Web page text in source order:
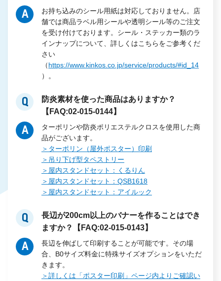
A
お持ち込みのシール用紙は対応しておりません。店
舗では商品ラベル用シールや透明シール等のご注文
を受け付けております。シール・ステッカー類のラ
インナップについて、詳しくはこちらをご参考くだ
さい
（https://www.kinkos.co.jp/service/products/#id_14
）。
Q
防炎素材を使った商品はありますか？
【FAQ:02-015-0144】
A
ターポリンや防炎ポリエステルクロスを使用した商
品がございます。
＞ターポリン（屋外ポスター）印刷
＞吊り下げ型タペストリー
＞屋内スタンドセット：くるりん
＞屋内スタンドセット：QSB1618
＞屋内スタンドセット：アイルック
Q
長辺が200cm以上のバナーを作ることはでき
ますか？【FAQ:02-015-0143】
A
長辺を伸ばして印刷することが可能です。その場
合、B0サイズ料金に特殊サイズオプションをいただ
きます。
＞詳しくは「ポスター印刷」ページ内よりご確認い